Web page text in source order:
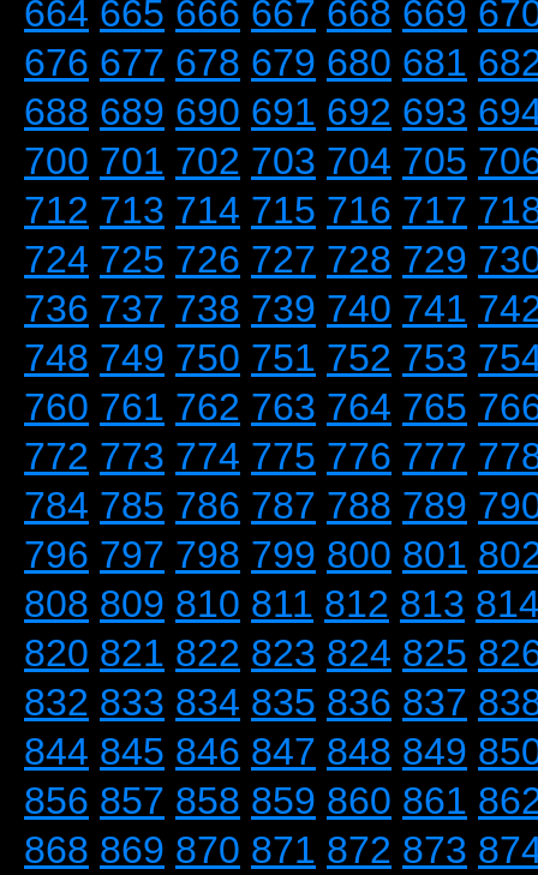
664 665 666 667 668 669
676 677 678 679 680 681
688 689 690 691 692 693
700 701 702 703 704 705
712 713 714 715 716 717
724 725 726 727 728 729
736 737 738 739 740 741
748 749 750 751 752 753
760 761 762 763 764 765
772 773 774 775 776 777
784 785 786 787 788 789
796 797 798 799 800 801
808 809 810 811 812 813
820 821 822 823 824 825
832 833 834 835 836 837
844 845 846 847 848 849
856 857 858 859 860 861
868 869 870 871 872 873